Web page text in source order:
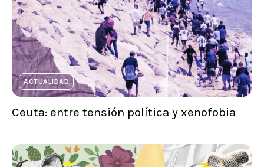
ACTUALIDAD
Ceuta: entre tensión política y xenofobia